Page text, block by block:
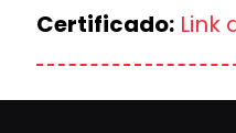
Certificado: Link